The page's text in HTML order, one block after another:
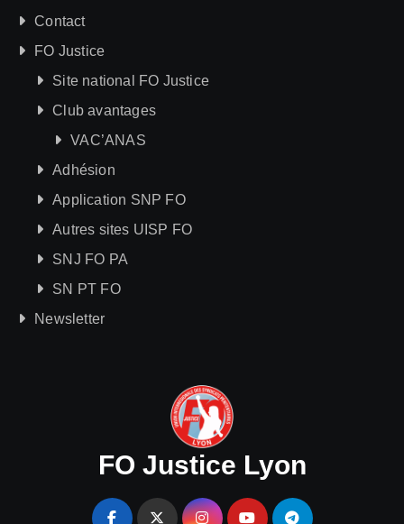
Contact
FO Justice
Site national FO Justice
Club avantages
VAC’ANAS
Adhésion
Application SNP FO
Autres sites UISP FO
SNJ FO PA
SN PT FO
Newsletter
FO Justice Lyon